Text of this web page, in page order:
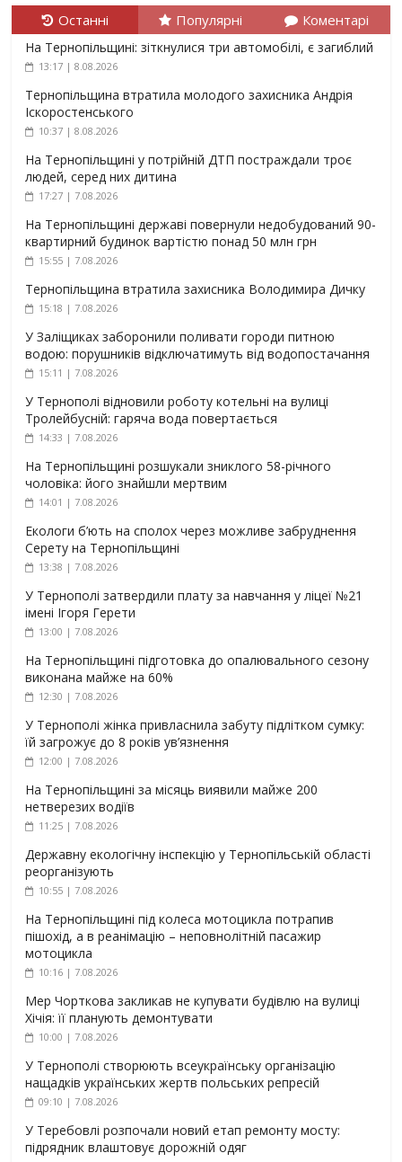
Останні Популярні Коментарі
На Тернопільщині: зіткнулися три автомобілі, є загиблий
13:17 | 8.08.2026
Тернопільщина втратила молодого захисника Андрія
Іскоростенського
10:37 | 8.08.2026
На Тернопільщині у потрійній ДТП постраждали троє
людей, серед них дитина
17:27 | 7.08.2026
На Тернопільщині державі повернули недобудований 90-
квартирний будинок вартістю понад 50 млн грн
15:55 | 7.08.2026
Тернопільщина втратила захисника Володимира Дичку
15:18 | 7.08.2026
У Заліщиках заборонили поливати городи питною
водою: порушників відключатимуть від водопостачання
15:11 | 7.08.2026
У Тернополі відновили роботу котельні на вулиці
Тролейбусній: гаряча вода повертається
14:33 | 7.08.2026
На Тернопільщині розшукали зниклого 58-річного
чоловіка: його знайшли мертвим
14:01 | 7.08.2026
Екологи б’ють на сполох через можливе забруднення
Серету на Тернопільщині
13:38 | 7.08.2026
У Тернополі затвердили плату за навчання у ліцеї №21
імені Ігоря Герети
13:00 | 7.08.2026
На Тернопільщині підготовка до опалювального сезону
виконана майже на 60%
12:30 | 7.08.2026
У Тернополі жінка привласнила забуту підлітком сумку:
їй загрожує до 8 років ув’язнення
12:00 | 7.08.2026
На Тернопільщині за місяць виявили майже 200
нетверезих водіїв
11:25 | 7.08.2026
Державну екологічну інспекцію у Тернопільській області
реорганізують
10:55 | 7.08.2026
На Тернопільщині під колеса мотоцикла потрапив
пішохід, а в реанімацію – неповнолітній пасажир
мотоцикла
10:16 | 7.08.2026
Мер Чорткова закликав не купувати будівлю на вулиці
Хічія: її планують демонтувати
10:00 | 7.08.2026
У Тернополі створюють всеукраїнську організацію
нащадків українських жертв польських репресій
09:10 | 7.08.2026
У Теребовлі розпочали новий етап ремонту мосту:
підрядник влаштовує дорожній одяг